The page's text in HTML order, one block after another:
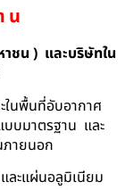
น
ชน ) และบริษัทใน
นพื้นที่อับอากาศ
บบมาตรฐาน และ
ภายนอก
ละแผ่นอลูมิเนียม